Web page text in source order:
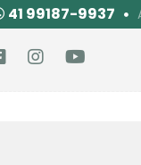
41 99187-9937